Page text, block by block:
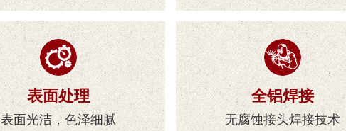
表面处理
表面光洁，色泽细腻
全铝焊接
无腐蚀接头焊接技术